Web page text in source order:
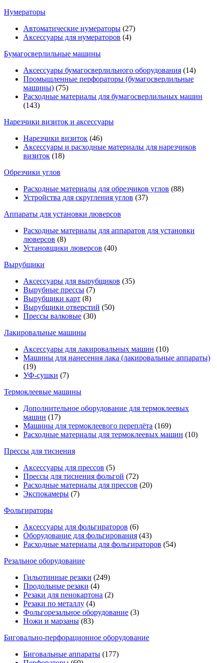
Нумераторы
Автоматические нумераторы (27)
Аксессуары для нумераторов (4)
Бумагосверлильные машины
Аксессуары бумагосверлильного оборудования (14)
Промышленные перфораторы (бумагосверлильные
машины) (75)
Расходные материалы для бумагосверлильных машин
(143)
Нарезчики визиток и аксессуары
Нарезчики визиток (46)
Аксессуары и расходные материалы для нарезчиков
визиток (18)
Обрезчики углов
Расходные материалы для обрезчиков углов (88)
Устройства для скругления углов (37)
Аппараты для установки люверсов
Расходные материалы для аппаратов для установки
люверсов (8)
Установщики люверсов (40)
Вырубщики
Аксессуары для вырубщиков (35)
Вырубные прессы (7)
Вырубщики карт (8)
Вырубщики отверстий (50)
Прессы валковые (30)
Лакировальные машины
Аксессуары для лакировальных машин (10)
Машины для нанесения лака (лакировальные аппараты)
(19)
УФ-сушки (7)
Термоклеевые машины
Дополнительное оборудование для термоклеевых
машин (17)
Машины для термоклеевого переплёта (169)
Расходные материалы для термоклеевых машин (10)
Прессы для тиснения
Аксессуары для прессов (5)
Прессы для тиснения фольгой (72)
Расходные материалы для прессов (20)
Экспокамеры (7)
Фольгираторы
Аксессуары для фольгираторов (6)
Оборудование для фольгирования (43)
Расходные материалы для фольгираторов (54)
Резальное оборудование
Гильотинные резаки (249)
Продольные резаки (4)
Резаки для пенокартона (2)
Резаки по металлу (4)
Фольгорезальное оборудование (3)
Ножи и марзаны (83)
Биговально-перфорационное оборудование
Биговальные аппараты (177)